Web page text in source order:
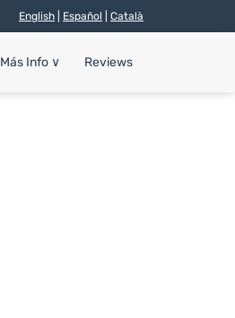
English Español Català
Más Info ∨ Reviews